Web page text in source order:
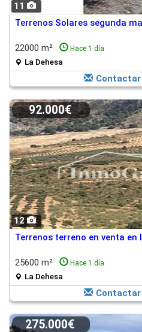
11
Terrenos Solares segunda
22000 m² Hace 1 día
La Dehesa
Contactar
12
92.000€
Terrenos terreno en venta en
25600 m² Hace 1 día
La Dehesa
Contactar
275.000€